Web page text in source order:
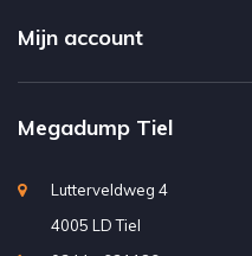
Mijn account
Megadump Tiel
Lutterveldweg 4
4005 LD Tiel